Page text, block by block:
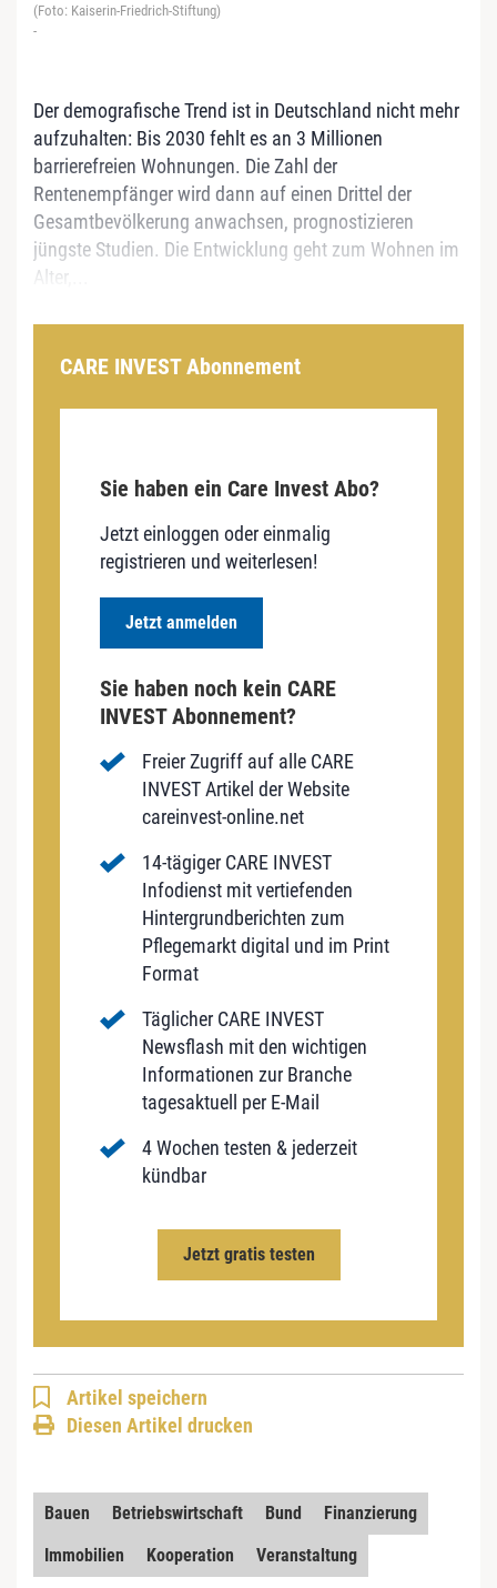
(Foto: Kaiserin-Friedrich-Stiftung)
-
Der demografische Trend ist in Deutschland nicht mehr
aufzuhalten: Bis 2030 fehlt es an 3 Millionen
barrierefreien Wohnungen. Die Zahl der
Rentenempfänger wird dann auf einen Drittel der
Gesamtbevölkerung anwachsen, prognostizieren
jüngste Studien. Die Entwicklung geht zum Wohnen im
Alter,...
CARE INVEST Abonnement
Sie haben ein Care Invest Abo?
Jetzt einloggen oder einmalig
registrieren und weiterlesen!
Jetzt anmelden
Sie haben noch kein CARE
INVEST Abonnement?
Freier Zugriff auf alle CARE
INVEST Artikel der Website
careinvest-online.net
14-tägiger CARE INVEST
Infodienst mit vertiefenden
Hintergrundberichten zum
Pflegemarkt digital und im Print
Format
Täglicher CARE INVEST
Newsflash mit den wichtigen
Informationen zur Branche
tagesaktuell per E-Mail
4 Wochen testen & jederzeit
kündbar
Jetzt gratis testen
Artikel speichern
Diesen Artikel drucken
Bauen Betriebswirtschaft Bund
Finanzierung
Immobilien
Kooperation Veranstaltung